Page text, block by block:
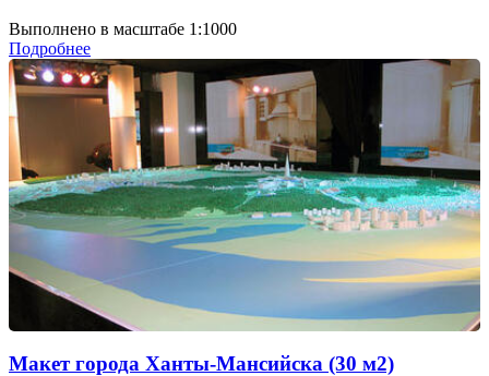
Выполнено в масштабе 1:1000
Подробнее
Макет города Ханты-Мансийска (30 м2)